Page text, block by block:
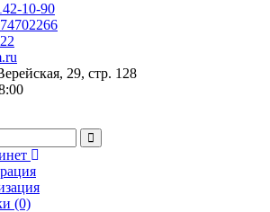
10-90
29, стр. 128
(0)